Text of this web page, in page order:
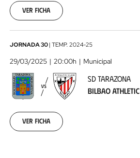
21
Ver ficha
SD
Tarazona
-
Bilbao
Athletic 2025-
29
JORNADA 30| TEMP. 2024-25
29/03/2025 20:00h Municipal
VS
SD TARAZONA
BILBAO ATHLETIC
Ver ficha